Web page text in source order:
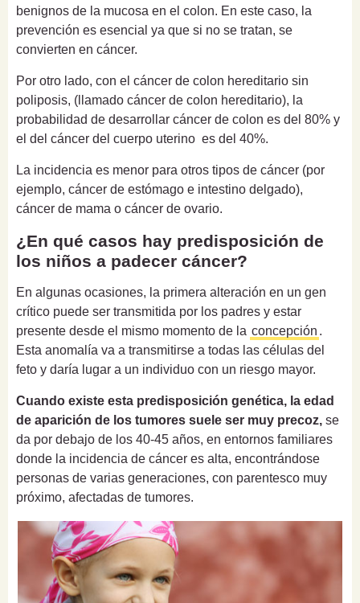
benignos de la mucosa en el colon. En este caso, la
prevención es esencial ya que si no se tratan, se
convierten en cáncer.
Por otro lado, con el cáncer de colon hereditario sin
poliposis, (llamado cáncer de colon hereditario), la
probabilidad de desarrollar cáncer de colon es del 80% y
el del cáncer del cuerpo uterino es del 40%.
La incidencia es menor para otros tipos de cáncer (por
ejemplo, cáncer de estómago e intestino delgado),
cáncer de mama o cáncer de ovario.
¿En qué casos hay predisposición de
los niños a padecer cáncer?
En algunas ocasiones, la primera alteración en un gen
crítico puede ser transmitida por los padres y estar
presente desde el mismo momento de la concepción .
Esta anomalía va a transmitirse a todas las células del
feto y daría lugar a un individuo con un riesgo mayor.
Cuando existe esta predisposición genética, la edad
de aparición de los tumores suele ser muy precoz, se
da por debajo de los 40-45 años, en entornos familiares
donde la incidencia de cáncer es alta, encontrándose
personas de varias generaciones, con parentesco muy
próximo, afectadas de tumores.